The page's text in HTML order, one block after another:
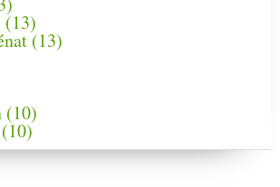
(13)
(13)
(10)
(10)